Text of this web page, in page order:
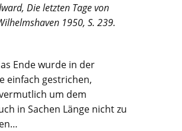
Die letzten Tage von
1950, S. 239.
Ende wurde in der
einfach gestrichen,
um dem
in Sachen Länge nicht zu